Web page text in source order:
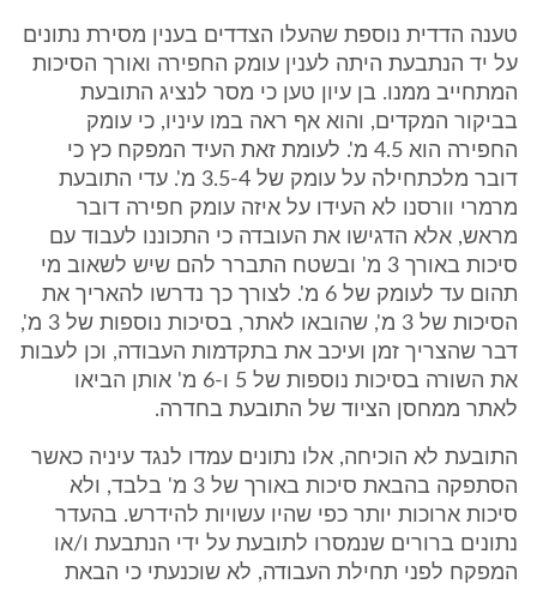
טענה הדדית נוספת שהעלו הצדדים בענין מסירת נתונים
על יד הנתבעת היתה לענין עומק החפירה ואורך הסיכות
המתחייב ממנו. בן עיון טען כי מסר לנציג התובעת
בביקור המקדים, והוא אף ראה במו עיניו, כי עומק
החפירה הוא 4.5 מ'. לעומת זאת העיד המפקח כץ כי
דובר מלכתחילה על עומק של 3.5-4 מ'. עדי התובעת
מרמרי וורסנו לא העידו על איזה עומק חפירה דובר
מראש, אלא הדגישו את העובדה כי התכוננו לעבוד עם
סיכות באורך 3 מ' ובשטח התברר להם שיש לשאוב מי
תהום עד לעומק של 6 מ'. לצורך כך נדרשו להאריך את
הסיכות של 3 מ', שהובאו לאתר, בסיכות נוספות של 3 מ',
דבר שהצריך זמן ועיכב את בתקדמות העבודה, וכן לעבות
את השורה בסיכות נוספות של 5 ו-6 מ' אותן הביאו
לאתר ממחסן הציוד של התובעת בחדרה.
התובעת לא הוכיחה, אלו נתונים עמדו לנגד עיניה כאשר
הסתפקה בהבאת סיכות באורך של 3 מ' בלבד, ולא
סיכות ארוכות יותר כפי שהיו עשויות להידרש. בהעדר
נתונים ברורים שנמסרו לתובעת על ידי הנתבעת ו/או
המפקח לפני תחילת העבודה, לא שוכנעתי כי הבאת